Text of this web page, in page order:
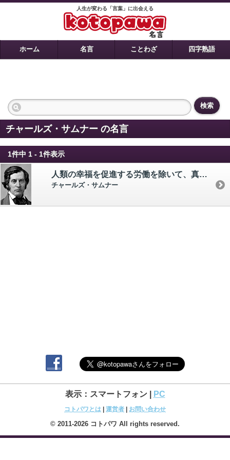
人生が変わる「言葉」に出会える
ホーム 名言 ことわざ 四字熟語
検索
チャールズ・サムナー の名言
1件中 1 - 1件表示
人類の幸福を促進する労働を除いて、真の永久的な名声というものは見出されない。
チャールズ・サムナー
表示：スマートフォン | PC
コトパワとは 運営者 お問い合わせ
© 2011-2026 コトパワ All rights reserved.